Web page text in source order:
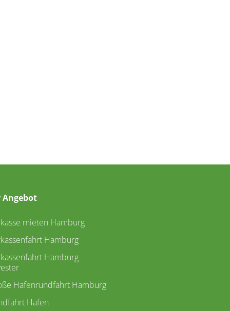
Angebot
mieten Hamburg
Hamburg
Hamburg
Hafenrundfahrt Hamburg
Hafen